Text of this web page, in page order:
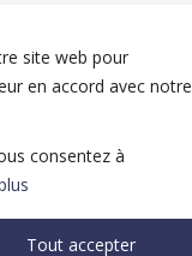
site web pour
en accord avec notre
consentez à
Tout accepter